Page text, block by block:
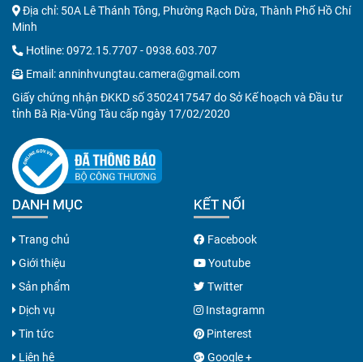
Địa chỉ: 50A Lê Thánh Tông, Phường Rạch Dừa, Thành Phố Hồ Chí
Minh
Hotline:0972.15.7707-0938.603.707
Email:anninhvungtau.camera@gmail.com
Giấy chứng nhận ĐKKD số 3502417547 do Sở Kế hoạch và Đầu tư
tỉnh Bà Rịa-Vũng Tàu cấp ngày 17/02/2020
DANH MỤC
Trang chủ
Giới thiệu
Sản phẩm
Dịch vụ
Tin tức
Liên hệ
KẾT NỐI
Facebook
Youtube
Twitter
Instagramn
Pinterest
Google +